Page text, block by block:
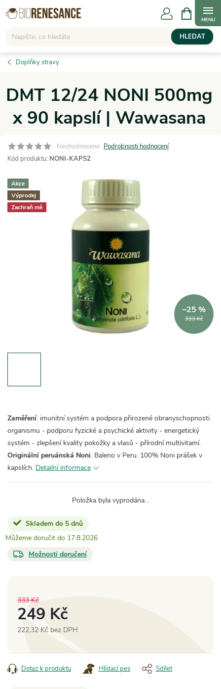
Přejít
na
HLEDAT
NÁKUPNÍ
KOŠÍK
Doplňky stravy
DMT 12/24 NONI 500mg
x 90 kapslí | Wawasana
Neohodnoceno Podrobnosti hodnocení
Kód produktu: NONI-KAPS2
Akce
Výprodej
Zachraň mě
333 Kč
–25 %
Zaměření: imunitní systém a podpora přirozené obranyschopnosti
organismu - podporu fyzické a psychické aktivity - energetický
systém - zlepšení kvality pokožky a vlasů - přírodní multivitamí.
Originální peruánská Noni. Baleno v Peru. 100% Noni prášek v
kapslích. Detailní informace
Položka byla vyprodána…
Skladem do 5 dnů
17.8.2026
Možnosti doručení
333 Kč
249 Kč
222,32 Kč bez DPH
cena:
Dotaz k produktu Hlídací pes Sdílet